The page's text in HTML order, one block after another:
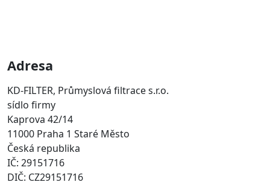
Adresa
KD-FILTER, Průmyslová filtrace s.r.o.
sídlo firmy
Kaprova 42/14
11000 Praha 1 Staré Město
Česká republika
IČ: 29151716
DIČ: CZ29151716